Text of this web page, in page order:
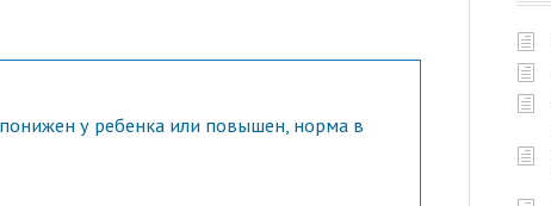
у ребенка или повышен, норма в